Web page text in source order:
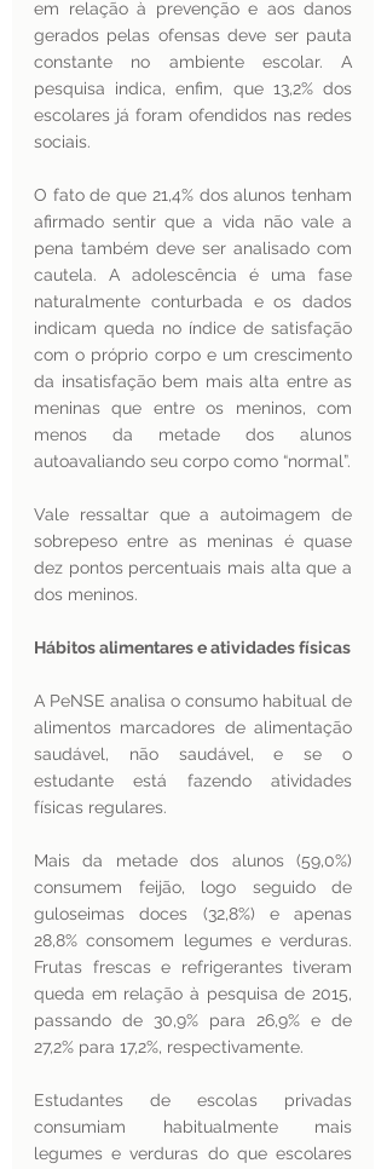
em relação à prevenção e aos danos
gerados pelas ofensas deve ser pauta
constante no ambiente escolar. A
pesquisa indica, enfim, que 13,2% dos
escolares já foram ofendidos nas redes
sociais.
O fato de que 21,4% dos alunos tenham
afirmado sentir que a vida não vale a
pena também deve ser analisado com
cautela. A adolescência é uma fase
naturalmente conturbada e os dados
indicam queda no índice de satisfação
com o próprio corpo e um crescimento
da insatisfação bem mais alta entre as
meninas que entre os meninos, com
menos da metade dos alunos
Vale ressaltar que a autoimagem de
sobrepeso entre as meninas é quase
dez pontos percentuais mais alta que a
dos meninos.
A PeNSE analisa o consumo habitual de
alimentos marcadores de alimentação
saudável, não saudável, e se o
estudante está fazendo atividades
físicas regulares.
Mais da metade dos alunos (59,0%)
consumem feijão, logo seguido de
guloseimas doces (32,8%) e apenas
28,8% consomem legumes e verduras.
Frutas frescas e refrigerantes tiveram
queda em relação à pesquisa de 2015,
passando de 30,9% para 26,9% e de
27,2% para 17,2%, respectivamente.
Estudantes de escolas privadas
consumiam habitualmente mais
legumes e verduras do que escolares